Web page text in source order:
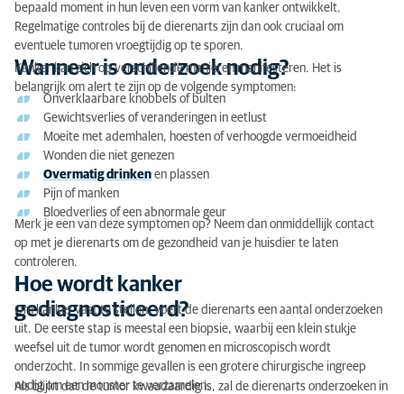
Wees er op tijd bij
bepaald moment in hun leven een vorm van kanker ontwikkelt.
Regelmatige controles bij de dierenarts zijn dan ook cruciaal om
eventuele tumoren vroegtijdig op te sporen.
Wanneer is onderzoek nodig?
Kanker kan zich op verschillende manieren manifesteren. Het is
belangrijk om alert te zijn op de volgende symptomen:
Onverklaarbare knobbels of bulten
Gewichtsverlies of veranderingen in eetlust
Moeite met ademhalen, hoesten of verhoogde vermoeidheid
Wonden die niet genezen
Overmatig drinken en plassen
Pijn of manken
Bloedverlies of een abnormale geur
Merk je een van deze symptomen op? Neem dan onmiddellijk contact
op met je dierenarts om de gezondheid van je huisdier te laten
controleren.
Hoe wordt kanker
gediagnosticeerd?
Om kanker vast te stellen, voert de dierenarts een aantal onderzoeken
uit. De eerste stap is meestal een biopsie, waarbij een klein stukje
weefsel uit de tumor wordt genomen en microscopisch wordt
onderzocht. In sommige gevallen is een grotere chirurgische ingreep
nodig om een monster te verzamelen.
Als blijkt dat de tumor kwaadaardig is, zal de dierenarts onderzoeken in